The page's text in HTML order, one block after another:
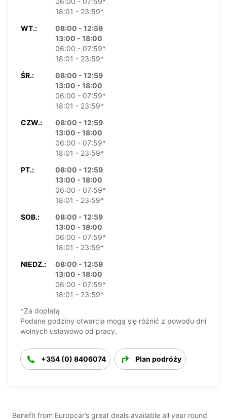
18:01 - 23:59*
WT.:
08:00 - 12:59
13:00 - 18:00
06:00 - 07:59*
18:01 - 23:59*
ŚR.:
08:00 - 12:59
13:00 - 18:00
06:00 - 07:59*
18:01 - 23:59*
CZW.:
08:00 - 12:59
13:00 - 18:00
06:00 - 07:59*
18:01 - 23:59*
PT.:
08:00 - 12:59
13:00 - 18:00
06:00 - 07:59*
18:01 - 23:59*
SOB.:
08:00 - 12:59
13:00 - 18:00
06:00 - 07:59*
18:01 - 23:59*
NIEDZ.:
08:00 - 12:59
13:00 - 18:00
06:00 - 07:59*
18:01 - 23:59*
*Za dopłatą
Podane godziny otwarcia mogą się różnić z powodu dni
wolnych ustawowo od pracy.
+354 (0) 8406074 Plan podróży
Benefit from Europcar’s great deals available all year round